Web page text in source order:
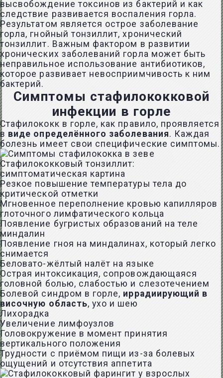
высвобождение токсинов из бактерий и как
следствие развивается воспаления горла.
Результатом является острое заболевание
горла, гнойный тонзиллит, хронический
тонзиллит. Важным фактором в развитии
хронических заболеваний горла может быть
неправильное использование антибиотиков,
которое развивает невосприимчивость к ним
бактерий.
Симптомы стафилококковой
инфекции в горле
Стафилококк в горле, как правило, проявляется
в виде определённого заболевания. Каждая
болезнь имеет свои специфические симптомы.
Стафилококковый тонзиллит:
симптоматическая картина
Резкое повышение температуры тела до
критической отметки
Мгновенное переполнение кровью капилляров
глоточного лимфатического кольца
Появление бугристых образований на теле
миндалин
Появление гноя на миндалинах, который легко
снимается
Беловато-жёлтый налёт на языке
Острая интоксикация, сопровождающаяся
головной болью, слабостью и слезотечением
Болевой синдром в горле, иррадиирующий в
височную область, ухо и шею
Лихорадка
Увеличение лимфоузлов
Головокружение в момент принятия
вертикального положения
Трудности с приёмом пищи из-за болевых
ощущений и отсутствия аппетита